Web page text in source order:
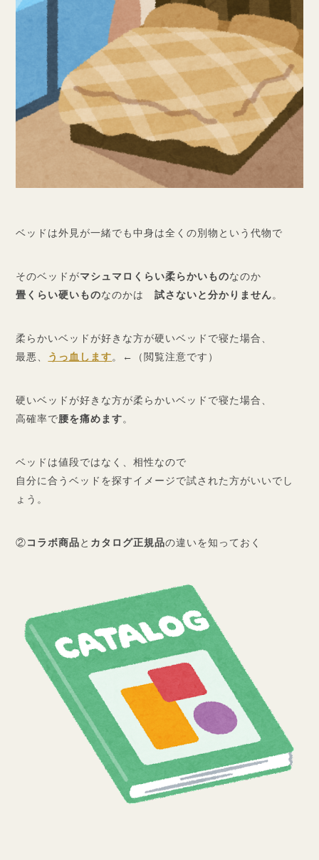
ベッドは外見が一緒でも中身は全くの別物という代物で
そのベッドがマシュマロくらい柔らかいものなのか
畳くらい硬いものなのかは試さないと分かりません。
柔らかいベッドが好きな方が硬いベッドで寝た場合、
最悪、
うっ血します。←（閲覧注意です）
硬いベッドが好きな方が柔らかいベッドで寝た場合、
高確率で腰を痛めます。
ベッドは値段ではなく、相性なので
自分に合うベッドを探すイメージで試された方がいいでし
ょう。
②コラボ商品と カタログ正規品の違いを知っておく